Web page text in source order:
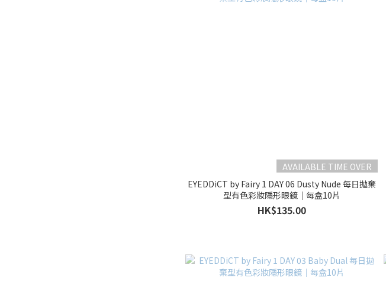
AVAILABLE TIME OVER
EYEDDiCT by Fairy 1 DAY 06 Dusty Nude 每日拋棄
型有色彩妝隱形眼鏡｜每盒10片
HK$135.00